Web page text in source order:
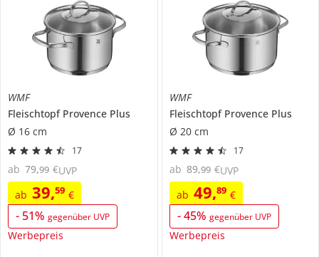
WMF
Fleischtopf Provence Plus
Ø 16 cm
17
ab 39,59 €
- 51% gegenüber UVP
Werbepreis
ab 79,99 €UVP
WMF
Fleischtopf Provence Plus
Ø 20 cm
17
ab 49,89 €
-45% gegenüber UVP
Werbepreis
ab 89,99 €UVP